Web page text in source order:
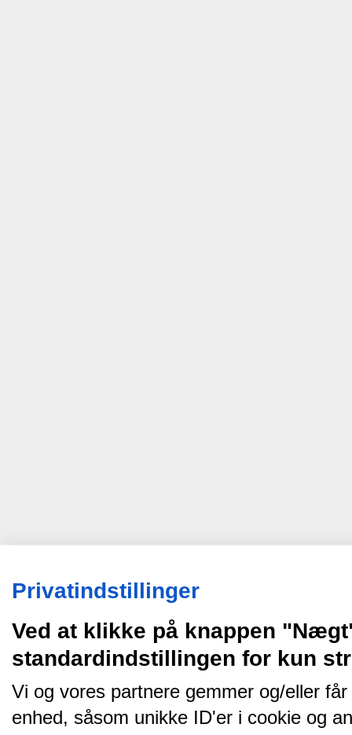
Privatindstillinger
Ved at klikke på knappen
standardindstillingen for kun
Vi og vores partnere gemmer og/eller
enhed, såsom unikke ID'er i cookie og